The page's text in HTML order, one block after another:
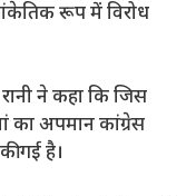
रूप में विरोध
रानी ने कहा कि जिस
का अपमान कांग्रेस
गई है।